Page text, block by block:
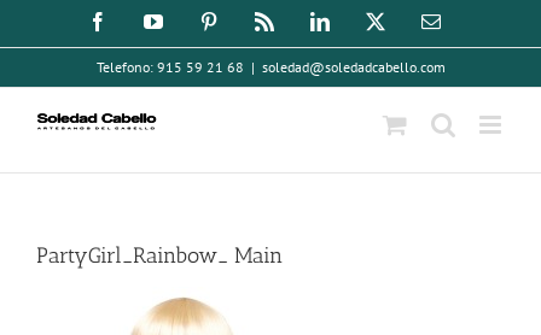
al
contenido
FacebookYouTube Pinterest LinkedIn
Correo
Telefono: 915 59 21 68 | soledad@soledadcabello.com
PartyGirl_Rainbow_ Main